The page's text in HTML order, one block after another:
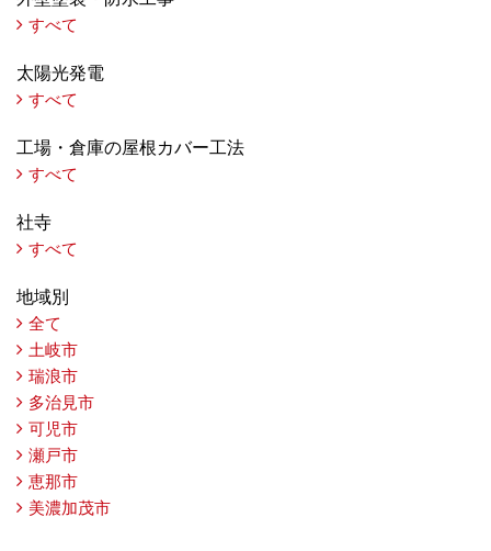
すべて
太陽光発電
すべて
工場・倉庫の屋根カバー工法
すべて
社寺
すべて
地域別
全て
土岐市
瑞浪市
多治見市
可児市
瀬戸市
恵那市
美濃加茂市